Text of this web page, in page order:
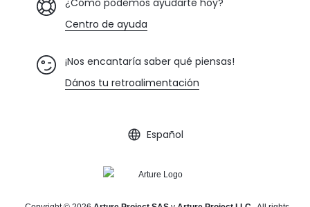
Centro de ayuda
¡Nos encantaría saber qué piensas!
Dános tu retroalimentación
Español